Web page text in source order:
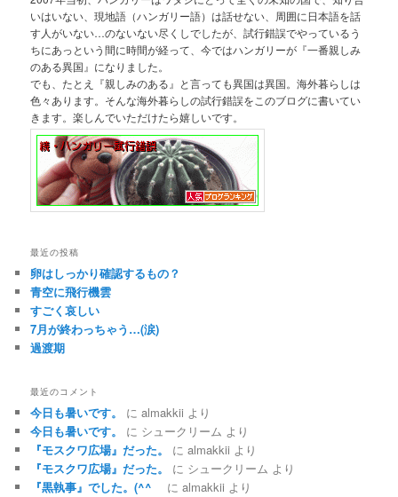
いはいない、現地語（ハンガリー語）は話せない、周囲に日本語を話
す人がいない…のないない尽くしでしたが、試行錯誤でやっているう
ちにあっという間に時間が経って、今ではハンガリーが『一番親しみ
のある異国』になりました。
でも、たとえ『親しみのある』と言っても異国は異国。海外暮らしは
色々あります。そんな海外暮らしの試行錯誤をこのブログに書いてい
きます。楽しんでいただけたら嬉しいです。
最近の投稿
卵はしっかり確認するもの？
青空に飛行機雲
すごく哀しい
7月が終わっちゃう…(涙)
過渡期
最近のコメント
今日も暑いです。 にalmakkii より
今日も暑いです。
に シュークリーム より
『モスクワ広場』だった。
にalmakkii より
『モスクワ広場』だった。
に シュークリーム より
『黒執事』でした。(^^ゞ
にalmakkii より